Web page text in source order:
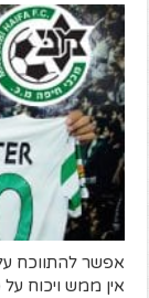
אפשר להתווכח